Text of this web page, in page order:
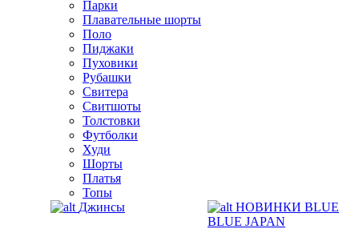
Парки
Плавательные шорты
Поло
Пиджаки
Пуховики
Рубашки
Свитера
Свитшоты
Толстовки
Футболки
Худи
Шорты
Платья
Топы
Джинсы
НОВИНКИ BLUE
BLUE JAPAN